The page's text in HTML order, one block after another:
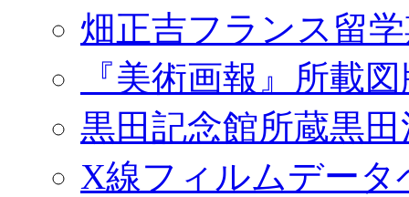
畑正吉フランス留
『美術画報』所載
黒田記念館所蔵黒
X線フィルムデータ